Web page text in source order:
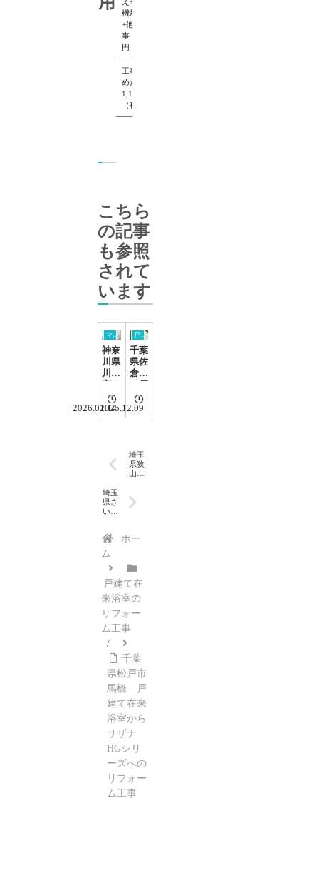
機用単独電源
+他附帯工
事 200,000
円（税込）
工事費用を含
めた総額：
1,120,200円
（税込）
こちら
の記事
も参照
されて
います
神奈
川県
川崎
市の
北加
瀬芙
蓉ハ
室リ
ーム
｜ユ
ニッ
スが
入ら
ない
浴室
の施
工事
例
2026.01.14
戸建てユニットバス交換工事
千葉
県佐
倉市
の戸
建て
でユ
ニッ
換｜
LIX
IL
ージ
ュで
バス
ムへ
2025.12.09
埼玉
県狭
山市
一戸
建て
ザナ
リフ
ムし
まし
た。
埼玉
県さ
いた
区
社員
寮の
3点
ット
バス
交換
ホー
ム
戸建て在
来浴室の
リフォー
ム工事
千葉
県松戸市
馬橋 戸
建て在来
浴室から
サザナ
HGシリ
ーズへの
リフォー
ム工事